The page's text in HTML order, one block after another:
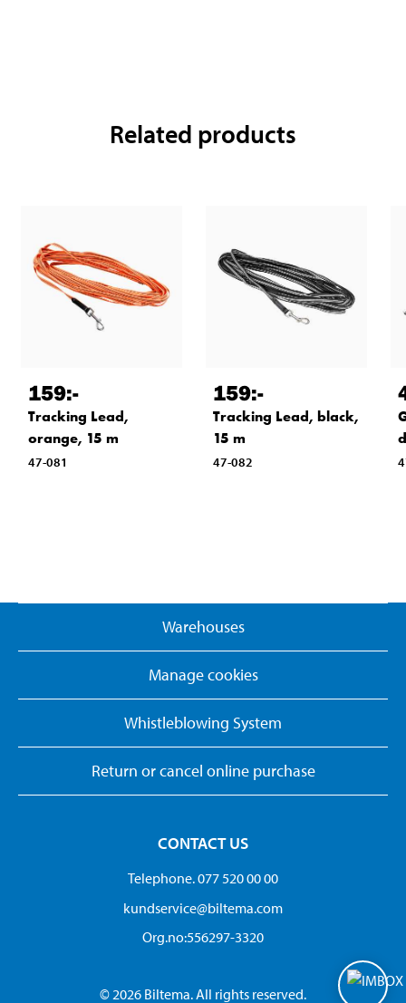
Related products
159:-
Tracking Lead,
orange, 15 m
47-081
159:-
Tracking Lead, black,
15 m
47-082
Warehouses
Manage cookies
Whistleblowing System
Return or cancel online purchase
CONTACT US
Telephone. 077 520 00 00
kundservice@biltema.com
Org.no:556297-3320
© 2026 Biltema. All rights reserved.